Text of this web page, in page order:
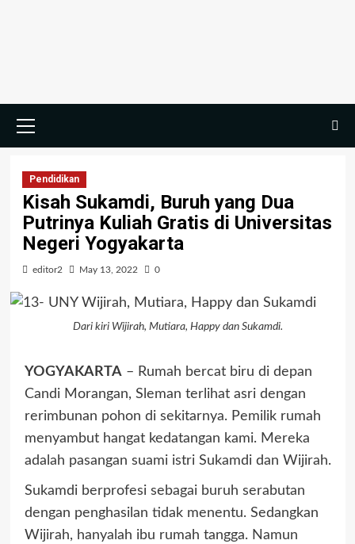
Pendidikan
Kisah Sukamdi, Buruh yang Dua
Putrinya Kuliah Gratis di Universitas
Negeri Yogyakarta
editor2 May 13, 2022 0
Dari kiri Wijirah, Mutiara, Happy dan Sukamdi.
YOGYAKARTA– Rumah bercat biru di depan
Candi Morangan, Sleman terlihat asri dengan
rerimbunan pohon di sekitarnya. Pemilik rumah
menyambut hangat kedatangan kami. Mereka
adalah pasangan suami istri Sukamdi dan Wijirah.
Sukamdi berprofesi sebagai buruh serabutan
dengan penghasilan tidak menentu. Sedangkan
Wijirah, hanyalah ibu rumah tangga. Namun